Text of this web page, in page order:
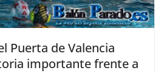
Puerta de Valencia
importante frente a